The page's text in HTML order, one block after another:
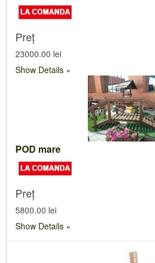
Preț
23000.00 lei
Show Details
POD mare
Preț
5800.00 lei
Show Details